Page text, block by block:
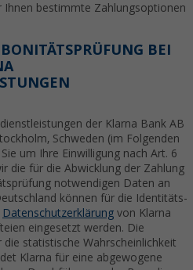
Ihnen bestimmte Zahlungsoptionen
BEI
der Klarna Bank AB
Schweden (im Folgenden
um Ihre Einwilligung nach Art. 6
die für die Abwicklung der Zahlung
notwendigen Daten an
können für die Identitäts-
Datenschutzerklärung von Klarna
eingesetzt werden. Die
statistische Wahrscheinlichkeit
Klarna für eine abgewogene